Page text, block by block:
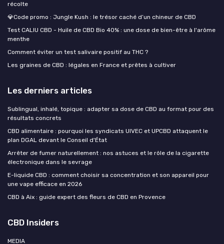
récolte
💎Code promo : Jungle Kush : le trésor caché d’un chineur de CBD
Test CALIU CBD - Huile de CBD Bio 40% : une dose de bien-être à l'arôme
menthe
Comment éviter un test salivaire positif au THC ?
Les graines de CBD : légales en France et prêtes à cultiver
Les derniers articles
Sublingual, inhalé, topique : adapter sa dose de CBD au format pour des
résultats concrets
CBD alimentaire : pourquoi les syndicats UIVEC et UPCBD attaquent le
plan DGAL devant le Conseil d'État
Arrêter de fumer naturellement : nos astuces et le rôle de la cigarette
électronique dans le sevrage
E-liquide CBD : comment choisir sa concentration et son appareil pour
une vape efficace en 2026
CBD à Aix : guide expert des fleurs de CBD en Provence
CBD Insiders
MEDIA